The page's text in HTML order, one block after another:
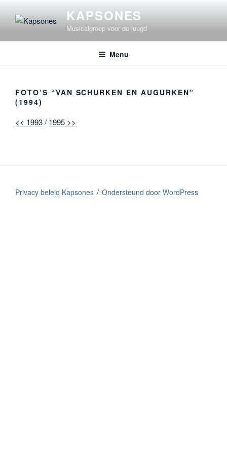
inhoud
KAPSONES
Musicalgroep voor de jeugd
Menu
FOTO’S “VAN SCHURKEN EN AUGURKEN”
(1994)
<< 1993/ 1995 >>
Privacy beleid Kapsones Ondersteund door WordPress